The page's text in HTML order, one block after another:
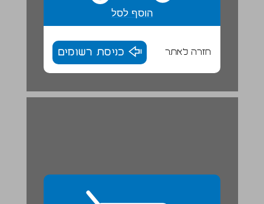
הוסף לסל
חזרה לאתר כניסת רשומים
סכך לסכה ... 26